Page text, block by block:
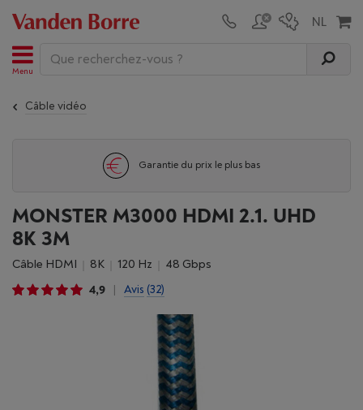
Menu
Câble vidéo
Garantie du prix le plus bas
MONSTER M3000 HDMI 2.1. UHD
8K 3M
Câble HDMI 8K 120 Hz
48 Gbps
4,9
Avis (32)